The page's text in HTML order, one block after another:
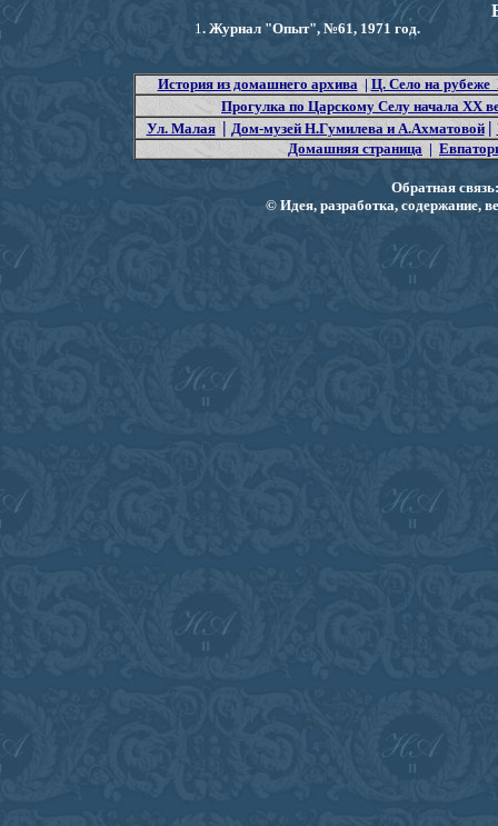
1. Журнал "Опыт", №61, 1971 год.
История из домашнего архива | Ц. Село на
Прогулка по Царскому Селу начала XX
Ул. Малая | Дом-музей Н.Гумилева и А.Ахматовой |
Домашняя страница |
Обратная связь:
© Идея, разработка, содержание,